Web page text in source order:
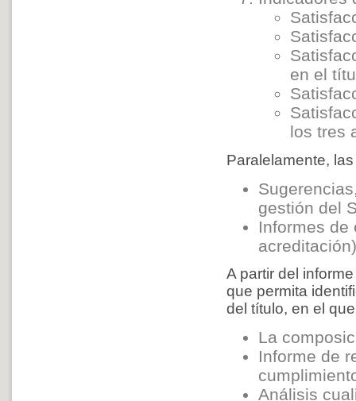
en el
los tres
Paralelamente,
gestión del
Informes de
A partir del
que permita
del título, en el
La
Informe de
Análisis